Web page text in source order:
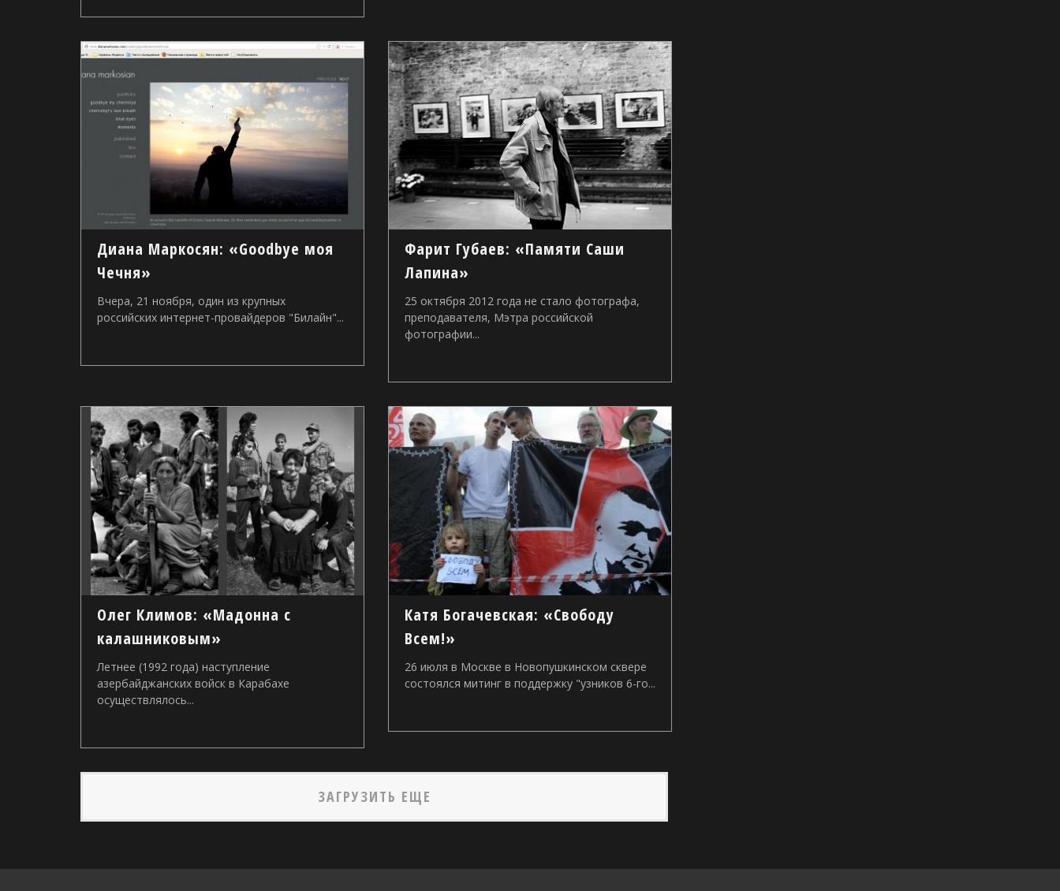
Диана Маркосян: «Goodbye моя
Чечня»
Вчера, 21 ноября, один из крупных
российских интернет-провайдеров "Билайн"...
Фарит Губаев: «Памяти Саши
Лапина»
25 октября 2012 года не стало фотографа,
преподавателя, Мэтра российской
фотографии...
Олег Климов: «Мадонна с
калашниковым»
Летнее (1992 года) наступление
азербайджанских войск в Карабахе
осуществлялось...
Катя Богачевская: «Свободу
Всем!»
26 июля в Москве в Новопушкинском сквере
состоялся митинг в поддержку "узников 6-го...
ЗАГРУЗИТЬ ЕЩЕ